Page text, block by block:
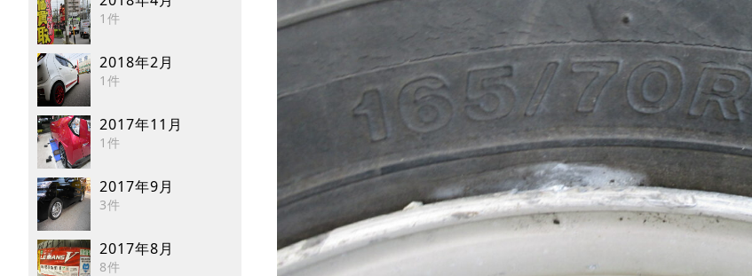
1件
2018年2月
1件
2017年11月
1件
2017年9月
3件
2017年8月
8件